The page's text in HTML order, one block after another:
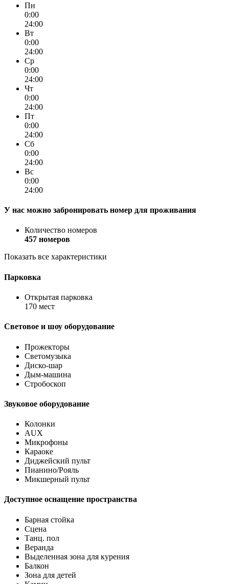
Пн
0:00
24:00
Вт
0:00
24:00
Ср
0:00
24:00
Чт
0:00
24:00
Пт
0:00
24:00
Сб
0:00
24:00
Вс
0:00
24:00
У нас можно забронировать номер для проживания
Количество номеров
457 номеров
Показать все характеристики
Парковка
Открытая парковка
170 мест
Световое и шоу оборудование
Прожекторы
Светомузыка
Диско-шар
Дым-машина
Стробоскоп
Звуковое оборудование
Колонки
AUX
Микрофоны
Караоке
Диджейский пульт
Пианино/Рояль
Микшерный пульт
Доступное оснащение пространства
Барная стойка
Сцена
Танц. пол
Веранда
Выделенная зона для курения
Балкон
Зона для детей